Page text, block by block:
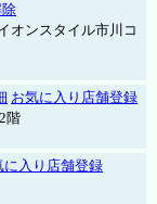
ンスタイル市川コ
お気に入り店舗登録
階
に入り店舗登録